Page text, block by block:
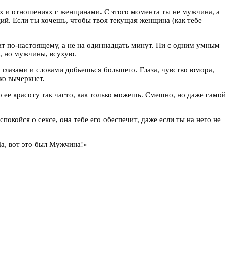
и отношениях с женщинами. С этого момента ты не мужчина, а
Если ты хочешь, чтобы твоя текущая женщина (как тебе
по-настоящему, а не на одиннадцать минут. Ни с одним умным
но мужчины, всухую.
и словами добьешься большего. Глаза, чувство юмора,
вычеркнет.
ее красоту так часто, как только можешь. Смешно, но даже самой
о сексе, она тебе его обеспечит, даже если ты на него не
вот это был Мужчина!»